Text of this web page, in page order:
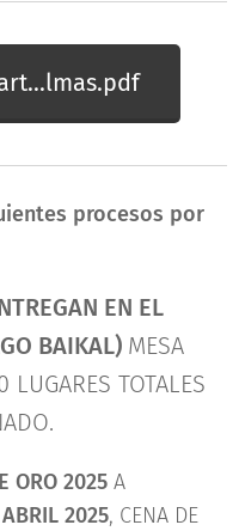
procesos por
EN EL
BAIKAL) MESA
LUGARES TOTALES
ORO 2025 A
2025, CENA DE